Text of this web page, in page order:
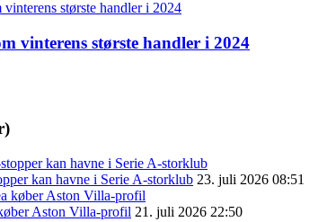
vinterens største handler i 2024
kan havne i Serie A-storklub 23. juli 2026 08:51
Aston Villa-profil 21. juli 2026 22:50